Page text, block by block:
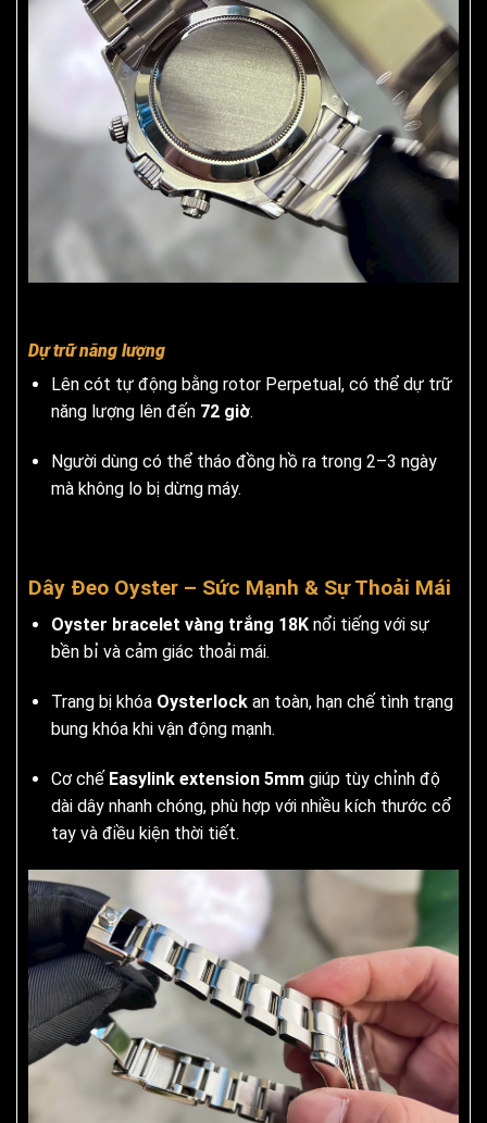
Dự trữ năng lượng
Lên cót tự động bằng rotor Perpetual, có thể dự trữ
năng lượng lên đến 72 giờ.
Người dùng có thể tháo đồng hồ ra trong 2–3 ngày
mà không lo bị dừng máy.
Dây Đeo Oyster – Sức Mạnh & Sự Thoải Mái
Oyster bracelet vàng trắng 18Knổi tiếng với sự
bền bỉ và cảm giác thoải mái.
Trang bị khóa Oysterlockan toàn, hạn chế tình trạng
bung khóa khi vận động mạnh.
Cơ chế Easylink extension 5mmgiúp tùy chỉnh độ
dài dây nhanh chóng, phù hợp với nhiều kích thước cổ
tay và điều kiện thời tiết.